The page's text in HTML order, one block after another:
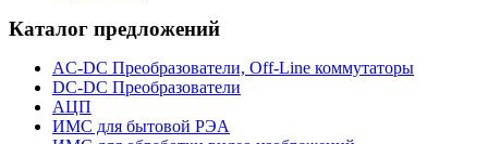
Каталог предложений
AC-DC Преобразователи, Off-Line коммутаторы
DC-DC Преобразователи
АЦП
ИМС для бытовой РЭА